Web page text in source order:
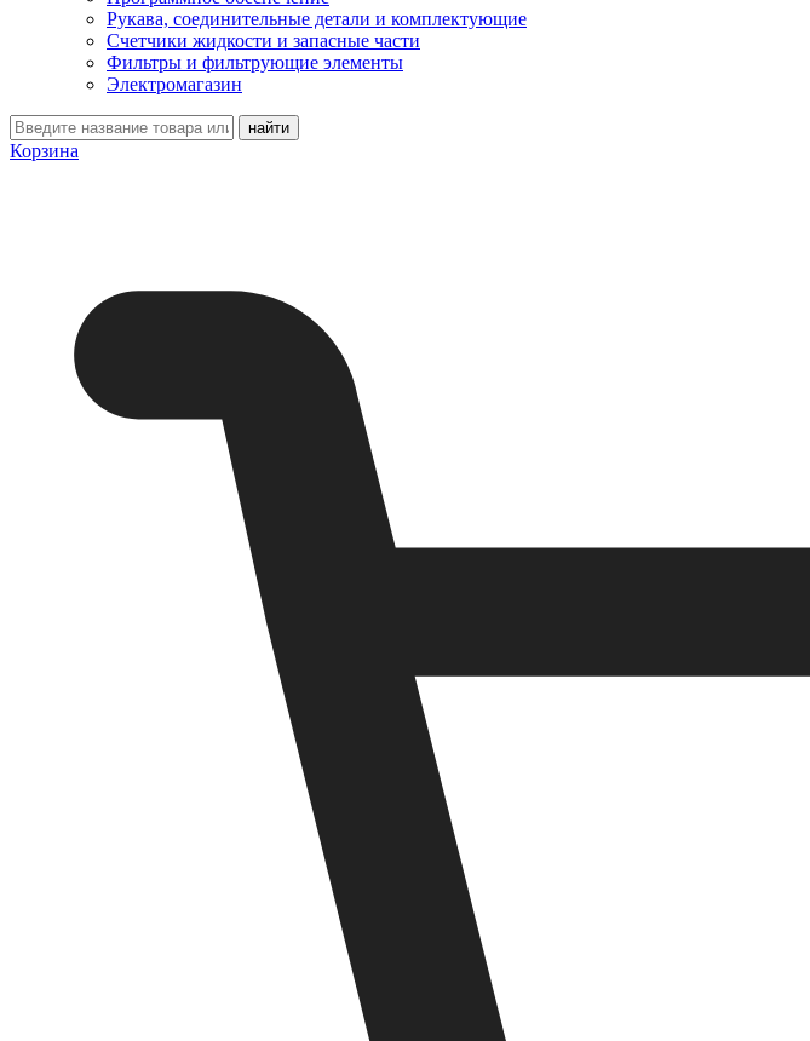
Рукава, соединительные детали и комплектующие
Счетчики жидкости и запасные части
Фильтры и фильтрующие элементы
Электромагазин
Корзина